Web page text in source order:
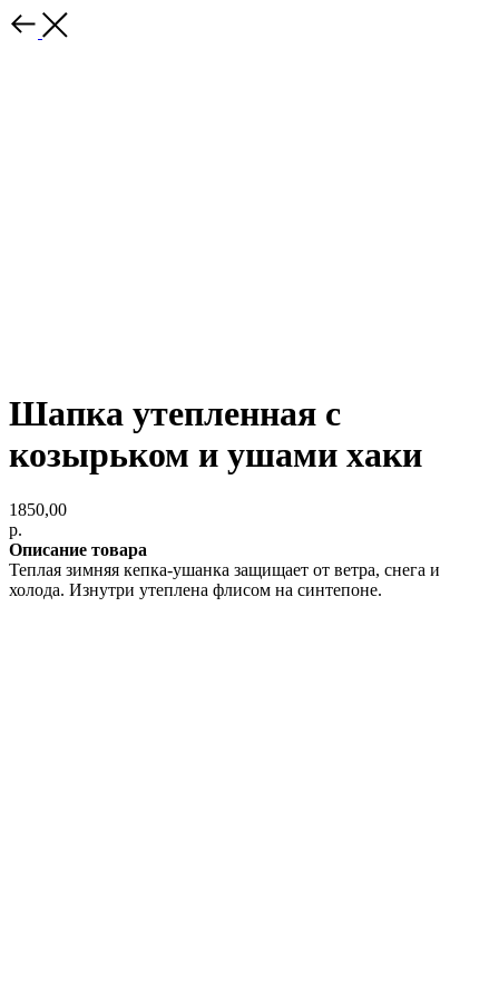
Шапка утепленная с
козырьком и ушами хаки
1850,00
р.
Описание товара
Теплая зимняя кепка-ушанка защищает от ветра, снега и
холода. Изнутри утеплена флисом на синтепоне.